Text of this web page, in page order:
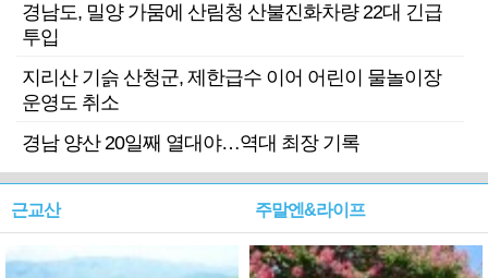
경남도, 밀양 가뭄에 산림청 산불진화차량 22대 긴급
투입
지리산 기슭 산청군, 제한급수 이어 어린이 물놀이장
운영도 취소
경남 양산 20일째 열대야…역대 최장 기록
근교산 주말엔&라이프